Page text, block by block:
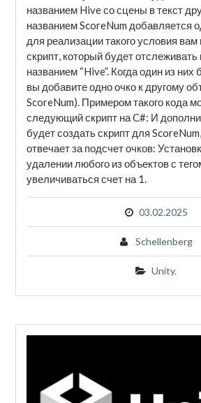
названием Hive со сцены в текст
названием ScoreNum добавляется
для реализации такого условия
скрипт, который будет
названием “Hive”. Когда один из них
вы добавите одно очко к другому
ScoreNum). Примером такого кода
следующий скрипт на C#: И
будет создать скрипт для
отвечает за подсчет очков:
удалении любого из объектов с
увеличиваться счет на 1.
03.02.2025
Schellenberg
Unity.